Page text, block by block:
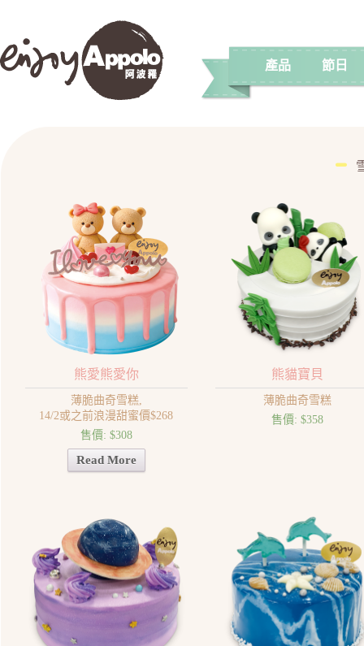
產品 節日
熊愛熊愛你
薄脆曲奇雪糕,
14/2或之前浪漫甜蜜價$268
售價: $308
Read More
熊貓寶貝
薄脆曲奇雪糕
售價: $358